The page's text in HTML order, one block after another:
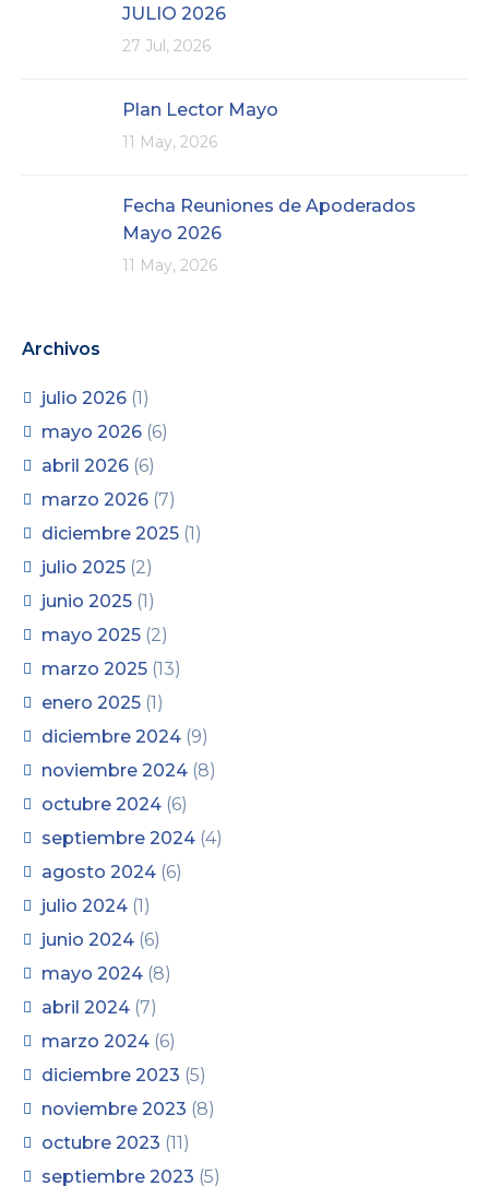
JULIO 2026
27 Jul, 2026
Plan Lector Mayo
11 May, 2026
Fecha Reuniones de Apoderados
Mayo 2026
11 May, 2026
Archivos
julio 2026 (1)
mayo 2026 (6)
abril 2026 (6)
marzo 2026 (7)
diciembre 2025 (1)
julio 2025 (2)
junio 2025 (1)
mayo 2025 (2)
marzo 2025 (13)
enero 2025 (1)
diciembre 2024 (9)
noviembre 2024 (8)
octubre 2024 (6)
septiembre 2024 (4)
agosto 2024 (6)
julio 2024 (1)
junio 2024 (6)
mayo 2024 (8)
abril 2024 (7)
marzo 2024 (6)
diciembre 2023 (5)
noviembre 2023 (8)
octubre 2023 (11)
septiembre 2023 (5)